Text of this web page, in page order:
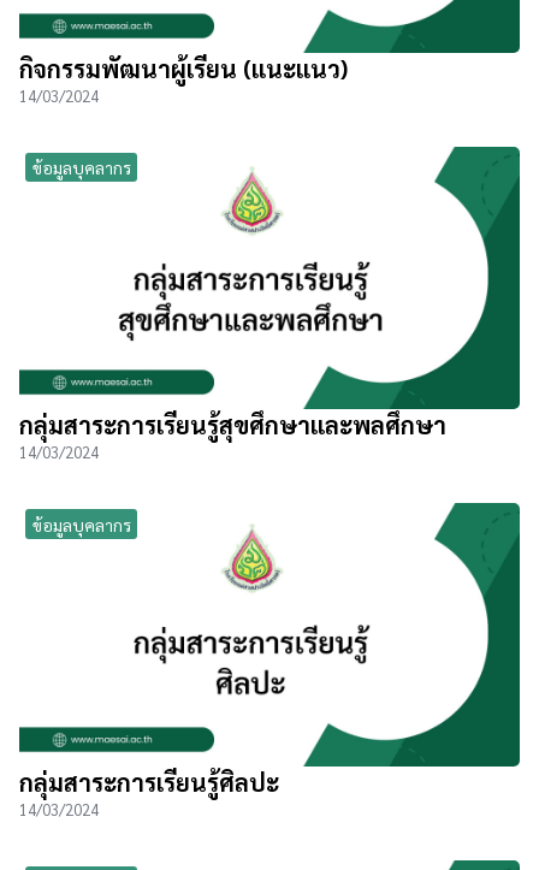
กิจกรรมพัฒนาผู้เรียน (แนะแนว)
14/03/2024
ข้อมูลบุคลากร
กลุ่มสาระการเรียนรู้สุขศึกษาและพลศึกษา
14/03/2024
ข้อมูลบุคลากร
กลุ่มสาระการเรียนรู้ศิลปะ
14/03/2024